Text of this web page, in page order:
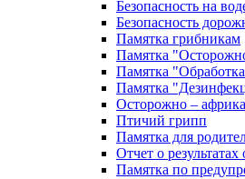
Безопасность на
Безопасность
Памятка грибникам
Памятка
Памятка
Памятка
Осторожно –
Птичий грипп
Памятка для
Отчет о
Памятка по